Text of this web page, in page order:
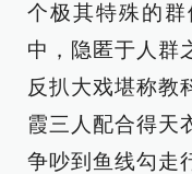
个极其特殊的
中，隐匿于人群
反扒大戏堪称教
霞三人配合得
争吵到鱼线勾走